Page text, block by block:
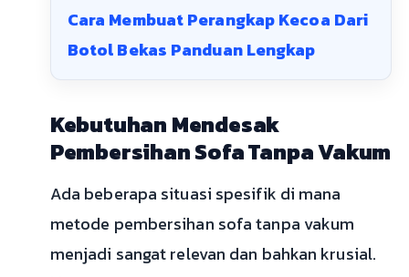
Cara Membuat Perangkap Kecoa Dari
Botol Bekas Panduan Lengkap
Kebutuhan Mendesak
Pembersihan Sofa Tanpa Vakum
Ada beberapa situasi spesifik di mana
metode pembersihan sofa tanpa vakum
menjadi sangat relevan dan bahkan krusial.